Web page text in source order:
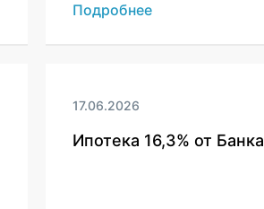
Подробнее
17.06.2026
Ипотека 16,3% от